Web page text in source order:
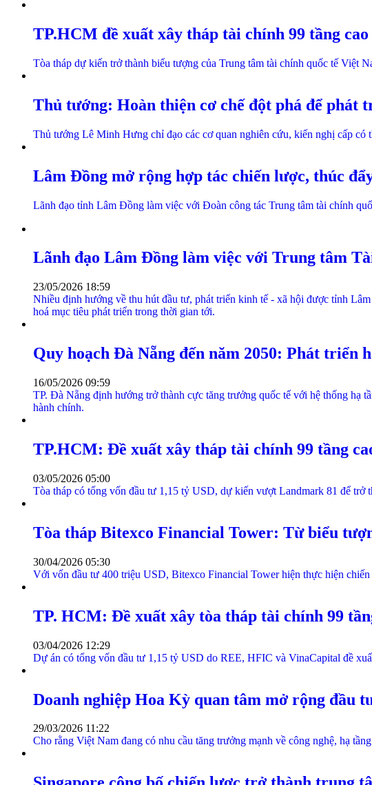
TP.HCM đề xuất xây tháp tài chính 99 tầng
Tòa tháp dự kiến trở thành biểu tượng của Trung tâm tài chính quốc tế Việt
Thủ tướng: Hoàn thiện cơ chế đột phá để phát
Thủ tướng Lê Minh Hưng chỉ đạo các cơ quan nghiên cứu, kiến nghị cấp có
Lâm Đồng mở rộng hợp tác chiến lược, thúc
Lãnh đạo tỉnh Lâm Đồng làm việc với Đoàn công tác Trung tâm tài chính
Lãnh đạo Lâm Đồng làm việc với Trung tâm
23/05/2026 18:59
Nhiều định hướng về thu hút đầu tư, phát triển kinh tế - xã hội được tỉnh
hoá mục tiêu phát triển trong thời gian tới.
Quy hoạch Đà Nẵng đến năm 2050: Phát triển
16/05/2026 09:59
TP. Đà Nẵng định hướng trở thành cực tăng trưởng quốc tế với hệ thống hạ
hành chính.
TP.HCM: Đề xuất xây tháp tài chính 99 tầng
03/05/2026 05:00
Tòa tháp có tổng vốn đầu tư 1,15 tỷ USD, dự kiến vượt Landmark 81 để
Tòa tháp Bitexco Financial Tower: Từ biểu
30/04/2026 05:30
Với vốn đầu tư 400 triệu USD, Bitexco Financial Tower hiện thực hiện
TP. HCM: Đề xuất xây tòa tháp tài chính 99
03/04/2026 12:29
Dự án có tổng vốn đầu tư 1,15 tỷ USD do REE, HFIC và VinaCapital đề
Doanh nghiệp Hoa Kỳ quan tâm mở rộng đầu
29/03/2026 11:22
Cho rằng Việt Nam đang có nhu cầu tăng trưởng mạnh về công nghệ, hạ